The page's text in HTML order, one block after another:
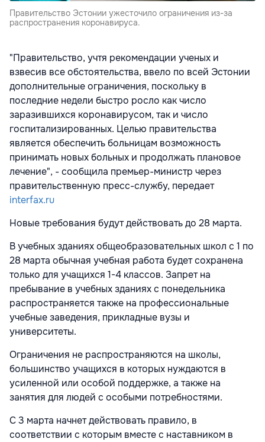
Правительство Эстонии ужесточило ограничения из-за
распространения коронавируса.
"Правительство, учтя рекомендации ученых и
взвесив все обстоятельства, ввело по всей Эстонии
дополнительные ограничения, поскольку в
последние недели быстро росло как число
заразившихся коронавирусом, так и число
госпитализированных. Целью правительства
является обеспечить больницам возможность
принимать новых больных и продолжать плановое
лечение", - сообщила премьер-министр через
правительственную пресс-службу, передает
interfax.ru
Новые требования будут действовать до 28 марта.
В учебных зданиях общеобразовательных школ с 1 по
28 марта обычная учебная работа будет сохранена
только для учащихся 1-4 классов. Запрет на
пребывание в учебных зданиях с понедельника
распространяется также на профессиональные
учебные заведения, прикладные вузы и
университеты.
Ограничения не распространяются на школы,
большинство учащихся в которых нуждаются в
усиленной или особой поддержке, а также на
занятия для людей с особыми потребностями.
С 3 марта начнет действовать правило, в
соответствии с которым вместе с наставником в